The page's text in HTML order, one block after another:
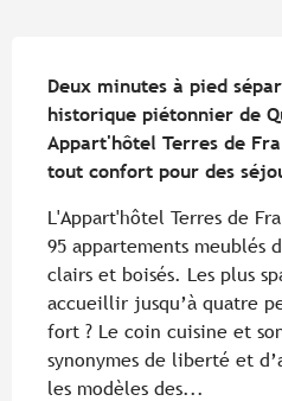
Deux minutes à pied
historique piétonnier de
Appart'hôtel Terres de
tout confort pour des
L'Appart'hôtel Terres de
95 appartements meublés
clairs et boisés. Les plus
accueillir jusqu’à quatre
fort ? Le coin cuisine et
synonymes de liberté et
les modèles des...